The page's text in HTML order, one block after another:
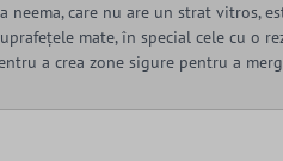
neema, care nu are un strat vitros,
mate, în special cele cu o
a crea zone sigure pentru a